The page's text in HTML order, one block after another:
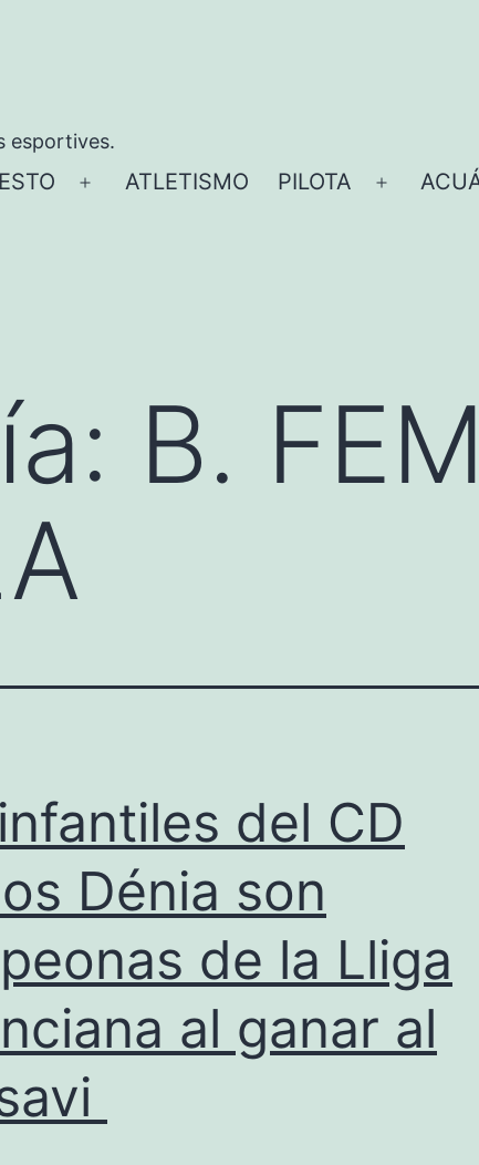
esportives.
Abrir
ATLETISMO PILOTA
Abrir
B.
del CD
Dénia son
de la Lliga
al ganar al